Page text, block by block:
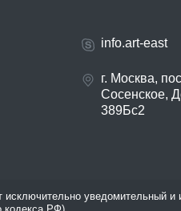
info.art-east
г. Москва,
Сосенское,
389Бс2
уведомительный и